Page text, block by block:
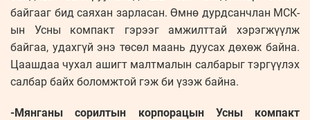
байгааг бид саяхан зарласан. Өмнө дурдсанчлан МСК-
ын Усны компакт гэрээг амжилттай хэрэгжүүлж
байгаа, удахгүй энэ төсөл маань дуусах дөхөж байна.
Цаашдаа чухал ашигт малтмалын салбарыг тэргүүлэх
салбар байх боломжтой гэж би үзэж байна.
-Мянганы сорилтын корпорацын Усны компакт